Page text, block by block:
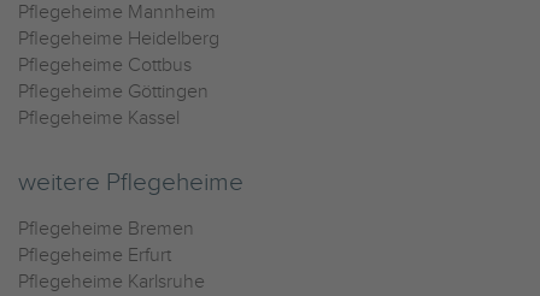
Pflegeheime Mannheim
Pflegeheime Heidelberg
Pflegeheime Cottbus
Pflegeheime Göttingen
Pflegeheime Kassel
weitere Pflegeheime
Pflegeheime Bremen
Pflegeheime Erfurt
Pflegeheime Karlsruhe